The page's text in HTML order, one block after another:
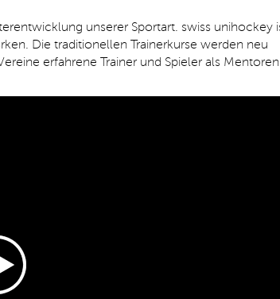
unserer Sportart. swiss unihockey
Die traditionellen Trainerkurse werden neu
erfahrene Trainer und Spieler als Mentoren